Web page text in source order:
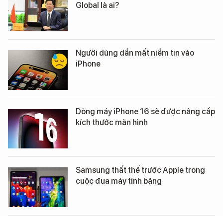
Global là ai?
Người dùng dần mất niềm tin vào
iPhone
Dòng máy iPhone 16 sẽ được nâng cấp
kích thước màn hình
Samsung thất thế trước Apple trong
cuộc đua máy tính bảng